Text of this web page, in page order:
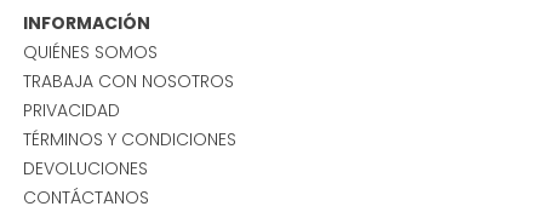
INFORMACIÓN
QUIÉNES SOMOS
TRABAJA CON NOSOTROS
PRIVACIDAD
TÉRMINOS Y CONDICIONES
DEVOLUCIONES
CONTÁCTANOS